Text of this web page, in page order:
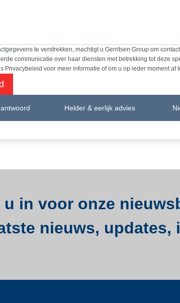
te verstrekken, machtigt u Gerritsen Group om
communicatie over haar diensten met betrekking tot deze
Privacybeleid voor meer informatie of om u op ieder moment af
Helder & eerlijk advies
in voor onze
nieuws, updates,